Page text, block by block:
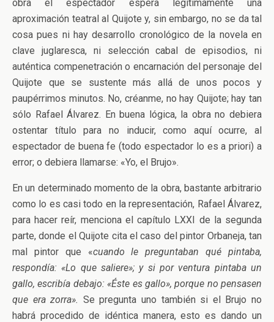
obra el espectador espera legítimamente una
aproximación teatral al Quijote y, sin embargo, no se da tal
cosa pues ni hay desarrollo cronológico de la novela en
clave juglaresca, ni selección cabal de episodios, ni
auténtica compenetración o encarnación del personaje del
Quijote que se sustente más allá de unos pocos y
paupérrimos minutos. No, créanme, no hay Quijote; hay tan
sólo Rafael Álvarez. En buena lógica, la obra no debiera
ostentar título para no inducir, como aquí ocurre, al
espectador de buena fe (todo espectador lo es a priori) a
error; o debiera llamarse: «Yo, el Brujo».
En un determinado momento de la obra, bastante arbitrario
como lo es casi todo en la representación, Rafael Álvarez,
para hacer reír, menciona el capítulo LXXI de la segunda
parte, donde el Quijote cita el caso del pintor Orbaneja, tan
mal pintor que «cuando le preguntaban qué pintaba,
respondía: «Lo que saliere»; y si por ventura pintaba un
gallo, escribía debajo: «Éste es gallo», porque no pensasen
que era zorra». Se pregunta uno también si el Brujo no
habrá procedido de idéntica manera, esto es dando un